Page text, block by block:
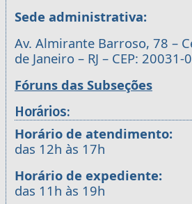
Sede administrativa:
Av. Almirante Barroso, 78 –
de Janeiro – RJ – CEP: 20031-
Fóruns das Subseções
Horários:
Horário de atendimento:
das 12h às 17h
Horário de expediente:
das 11h às 19h